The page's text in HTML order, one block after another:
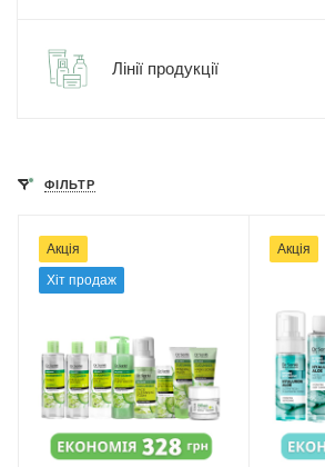
Лінії продукції
ФІЛЬТР
Акція
Хіт продаж
Акція